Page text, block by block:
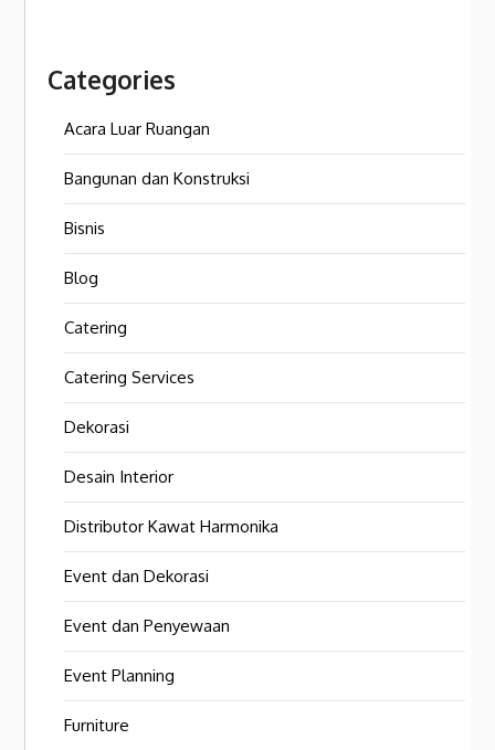
Categories
Acara Luar Ruangan
Bangunan dan Konstruksi
Bisnis
Blog
Catering
Catering Services
Dekorasi
Desain Interior
Distributor Kawat Harmonika
Event dan Dekorasi
Event dan Penyewaan
Event Planning
Furniture